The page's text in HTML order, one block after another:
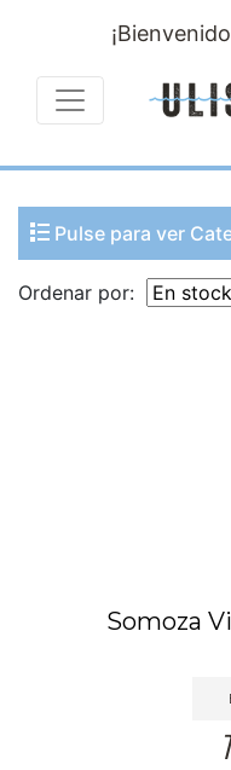
Pulse para ver
Ordenar por:
Somoza